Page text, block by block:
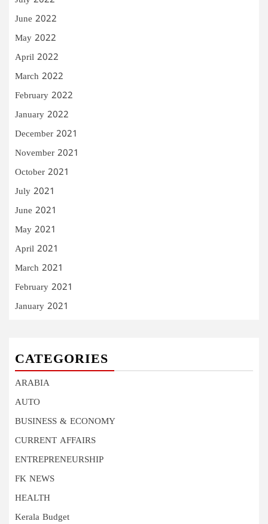
June 2022
May 2022
April 2022
March 2022
February 2022
January 2022
December 2021
November 2021
October 2021
July 2021
June 2021
May 2021
April 2021
March 2021
February 2021
January 2021
CATEGORIES
ARABIA
AUTO
BUSINESS & ECONOMY
CURRENT AFFAIRS
ENTREPRENEURSHIP
FK NEWS
HEALTH
Kerala Budget